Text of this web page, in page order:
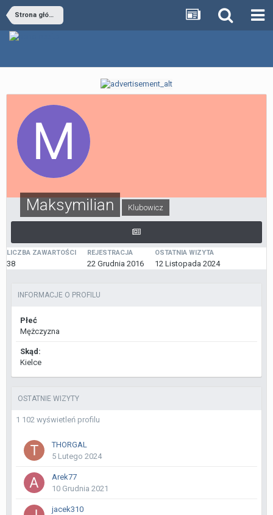
Strona główna
Maksymilian Klubowicz
LICZBA ZAWARTOŚCI
38
REJESTRACJA
22 Grudnia 2016
OSTATNIA WIZYTA
12 Listopada 2024
INFORMACJE O PROFILU
Płeć
Mężczyzna
Skąd:
Kielce
OSTATNIE WIZYTY
1 102 wyświetleń profilu
THORGAL
5 Lutego 2024
Arek77
10 Grudnia 2021
jacek310